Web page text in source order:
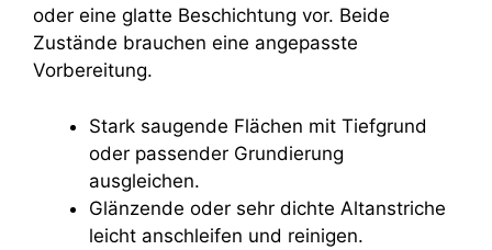
oder eine glatte Beschichtung vor. Beide
Zustände brauchen eine angepasste
Vorbereitung.
Stark saugende Flächen mit Tiefgrund
oder passender Grundierung
ausgleichen.
Glänzende oder sehr dichte Altanstriche
leicht anschleifen und reinigen.